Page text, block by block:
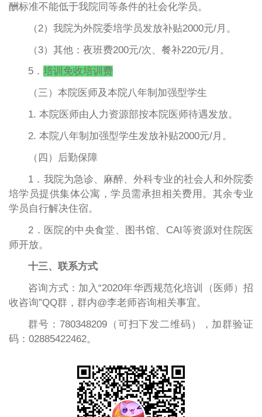
酬标准不能低于我院同等条件的社会化学员。
（2）我院为外院委培学员发放补贴2000元/月。
（3）其他：夜班费200元/次、餐补220元/月。
5．培训免收培训费
（三）本院医师及本院八年制加强型学生
1. 本院医师由人力资源部按本院医师待遇发放。
2. 本院八年制加强型学生发放补贴2000元/月。
（四）后勤保障
1．我院为急诊、麻醉、外科专业的社会人和外院委
培学员提供集体公寓，学员需承担相关费用。其余专业
学员自行解决住宿。
2．医院的中央食堂、图书馆、CAI等资源对住院医
师开放。
十三、联系方式
咨询方式：加入“2020年华西规范化培训（医师）招
收咨询”QQ群，群内@李老师咨询相关事宜。
群号：780348209（可扫下发二维码），加群验证
码：02885422462。